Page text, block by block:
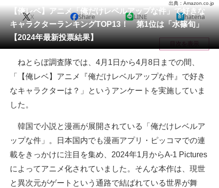
会員記事
メディア
注目記事を集めた総合ページ
ITの今と未来を見通す
スマホと通信の最新トレンド
好きが集まる 比べて選べる
ビジネスと働き方のヒント
【俺レベ】アニメ「俺だけレベルアップな件」で好きな
キャラクターランキングTOP13！ 第1位は「水篠旬」
【2024年最新投票結果】
出典：Amazon.co.jp
X Share LINE hatena
目次を表示
ねとらぼ調査隊では、4月1日から4月8日までの間、
「【俺レベ】アニメ『俺だけレベルアップな件』で好き
なキャラクターは？」というアンケートを実施していま
した。
韓国で小説と漫画が展開されている「俺だけレベルア
ップな件」。日本国内でも漫画アプリ・ピッコマでの連
載をきっかけに注目を集め、2024年1月からA-1 Pictures
によってアニメ化されていました。そんな本作は、現世
と異次元がゲートという通路で結ばれている世界が舞